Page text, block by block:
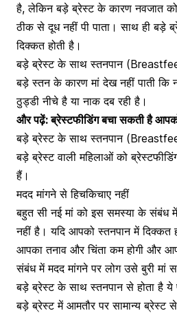
है, लेकिन बड़े ब्रेस्ट के कारण नवजात
ठीक से दूध नहीं पी पाता। साथ ही बड़े
दिक्कत होती है।
बड़े ब्रेस्ट के साथ स्तनपान
बड़े स्तन के कारण मां देख नहीं पाती कि
ठुड्डी नीचे है या नाक दब रही है।
और पढ़ें:ब्रेस्टफीडिंग बचा सकती है
बड़े ब्रेस्ट के साथ स्तनपान
बड़े ब्रेस्ट वाली महिलाओं को
हैं।
मदद मांगने से हिचकिचाए नहीं
बहुत सी नई मां को इस समस्या के संबंध
नहीं है। यदि आपको स्तनपान में दिक्कत
आपका तनाव और चिंता कम होगी और
संबंध में मदद मांगने पर लोग उसे बुरी मां
बड़े ब्रेस्ट के साथ स्तनपान से होता है ये
बड़े ब्रेस्ट में आमतौर पर सामान्य ब्रेस्ट